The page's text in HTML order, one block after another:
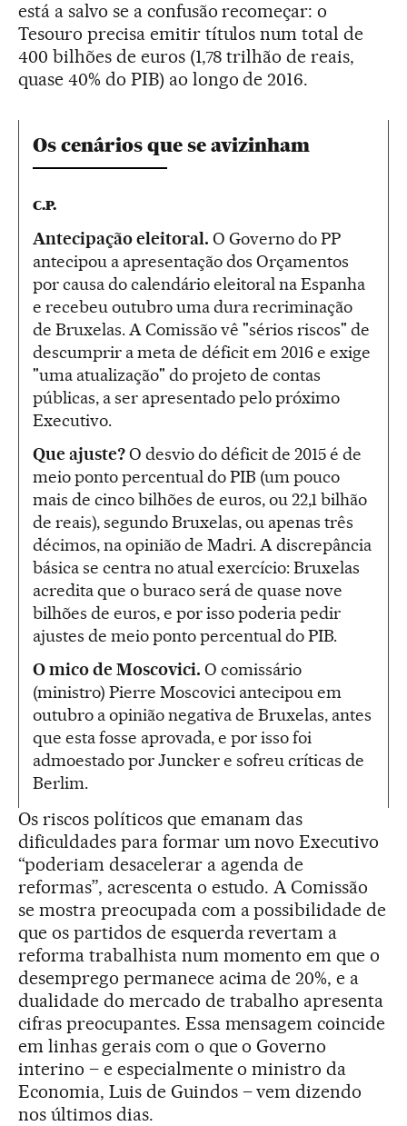
está a salvo se a confusão recomeçar: o
Tesouro precisa emitir títulos num total de
400 bilhões de euros (1,78 trilhão de reais,
quase 40% do PIB) ao longo de 2016.
Os cenários que se avizinham
C.P.
Antecipação eleitoral. O Governo do PP
antecipou a apresentação dos Orçamentos
por causa do calendário eleitoral na Espanha
e recebeu outubro uma dura recriminação
de Bruxelas. A Comissão vê "sérios riscos" de
descumprir a meta de déficit em 2016 e exige
"uma atualização" do projeto de contas
públicas, a ser apresentado pelo próximo
Executivo.
Que ajuste?O desvio do déficit de 2015 é de
meio ponto percentual do PIB (um pouco
mais de cinco bilhões de euros, ou 22,1 bilhão
de reais), segundo Bruxelas, ou apenas três
décimos, na opinião de Madri. A discrepância
básica se centra no atual exercício: Bruxelas
acredita que o buraco será de quase nove
bilhões de euros, e por isso poderia pedir
ajustes de meio ponto percentual do PIB.
O mico de Moscovici. O comissário
(ministro) Pierre Moscovici antecipou em
outubro a opinião negativa de Bruxelas, antes
que esta fosse aprovada, e por isso foi
admoestado por Juncker e sofreu críticas de
Berlim.
Os riscos políticos que emanam das
dificuldades para formar um novo Executivo
“poderiam desacelerar a agenda de
reformas”, acrescenta o estudo. A Comissão
se mostra preocupada com a possibilidade de
que os partidos de esquerda revertam a
reforma trabalhista num momento em que o
desemprego permanece acima de 20%, e a
dualidade do mercado de trabalho apresenta
cifras preocupantes. Essa mensagem coincide
em linhas gerais com o que o Governo
interino – e especialmente o ministro da
Economia, Luis de Guindos – vem dizendo
nos últimos dias.